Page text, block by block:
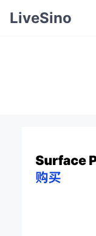
LiveSino